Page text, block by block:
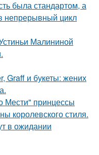
была стандартом, а
непрерывный цикл
Малининой
Graff и букеты: жених
Мести" принцессы
королевского стиля.
в ожидании